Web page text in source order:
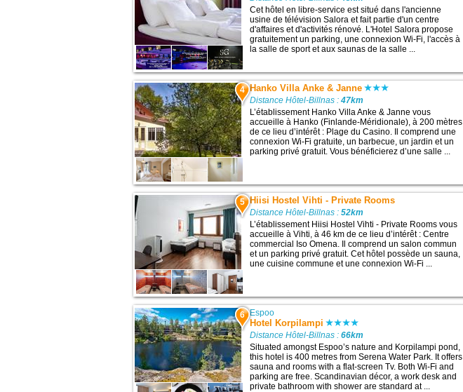
Cet hôtel en libre-service est situé dans l'ancienne
usine de télévision Salora et fait partie d'un centre
d'affaires et d'activités rénové. L'Hotel Salora propose
gratuitement un parking, une connexion Wi-Fi, l'accès à
la salle de sport et aux saunas de la salle ...
4 Hanko Villa Anke & Janne
Distance Hôtel-Billnas :47km
L’établissement Hanko Villa Anke & Janne vous
accueille à Hanko (Finlande-Méridionale), à 200 mètres
de ce lieu d’intérêt : Plage du Casino. Il comprend une
connexion Wi-Fi gratuite, un barbecue, un jardin et un
parking privé gratuit. Vous bénéficierez d’une salle ...
5 Hiisi Hostel Vihti - Private Rooms
Distance Hôtel-Billnas :52km
L’établissement Hiisi Hostel Vihti - Private Rooms vous
accueille à Vihti, à 46 km de ce lieu d’intérêt : Centre
commercial Iso Omena. Il comprend un salon commun
et un parking privé gratuit. Cet hôtel possède un sauna,
une cuisine commune et une connexion Wi-Fi ...
6 Espoo
Hotel Korpilampi
Distance Hôtel-Billnas :66km
Situated amongst Espoo’s nature and Korpilampi pond,
this hotel is 400 metres from Serena Water Park. It offers
sauna and rooms with a flat-screen Tv. Both Wi-Fi and
parking are free. Scandinavian décor, a work desk and
private bathroom with shower are standard at ...